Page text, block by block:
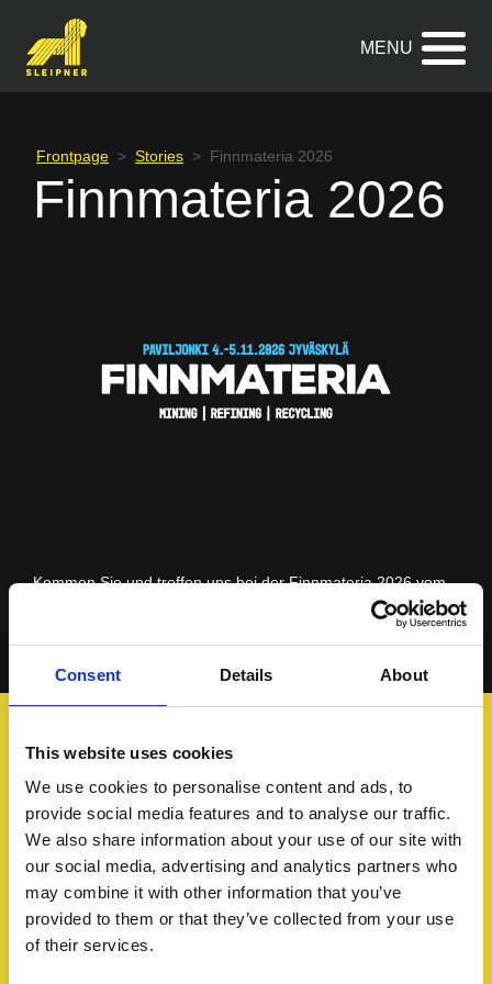
Consent Details About
This website uses cookies
We use cookies to personalise content and ads, to
provide social media features and to analyse our traffic.
We also share information about your use of our site with
our social media, advertising and analytics partners who
may combine it with other information that you’ve
provided to them or that they’ve collected from your use
of their services.
springen
Frontpage > Stories > Finnmateria 2026
Finnmateria 2026
Kommen Sie und treffen uns bei der Finnmateria 2026 vom